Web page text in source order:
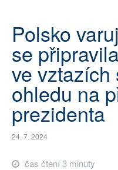
ARCHIV
ROZHOVORY
TÉMATA
NEJČTENĚJŠÍ ZA 7 DNÍ
AUTOŘI
PŘÍSPĚVKY NA PROVOZ
Polsko
se
ve vztazích
ohledu na
prezidenta
24. 7. 2024
čas čtení 3 minuty